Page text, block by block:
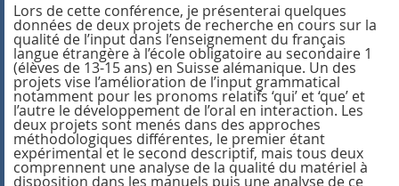
Lors de cette conférence, je présenterai quelques
données de deux projets de recherche en cours sur la
qualité de l’input dans l’enseignement du français
langue étrangère à l’école obligatoire au secondaire 1
(élèves de 13-15 ans) en Suisse alémanique. Un des
projets vise l’amélioration de l’input grammatical
notamment pour les pronoms relatifs ‘qui’ et ‘que’ et
l’autre le développement de l’oral en interaction. Les
deux projets sont menés dans des approches
méthodologiques différentes, le premier étant
expérimental et le second descriptif, mais tous deux
comprennent une analyse de la qualité du matériel à
disposition dans les manuels puis une analyse de ce